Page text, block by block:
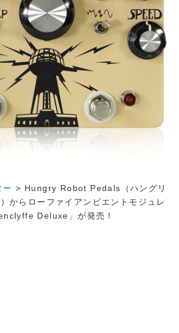
ー > Hungry Robot Pedals（ハングリ
からローファイアンビエントモジュレ
Deluxe」が発売！